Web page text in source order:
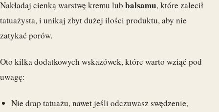
Nakładaj cienką warstwę kremu lub balsamu, które zalecił
tatuażysta, i unikaj zbyt dużej ilości produktu, aby nie
zatykać porów.
Oto kilka dodatkowych wskazówek, które warto wziąć pod
uwagę:
Nie drap tatuażu, nawet jeśli odczuwasz swędzenie,